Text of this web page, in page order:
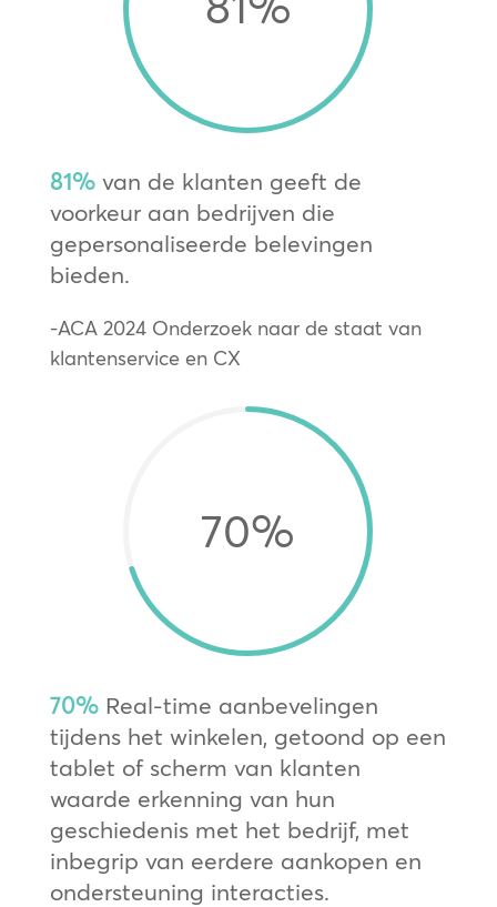
81%van de klanten geeft de
voorkeur aan bedrijven die
gepersonaliseerde belevingen
bieden.
-ACA 2024 Onderzoek naar de staat van
klantenservice en CX
70%
70%Real-time aanbevelingen
tijdens het winkelen, getoond op een
tablet of scherm van klanten
waarde erkenning van hun
geschiedenis met het bedrijf, met
inbegrip van eerdere aankopen en
ondersteuning interacties.